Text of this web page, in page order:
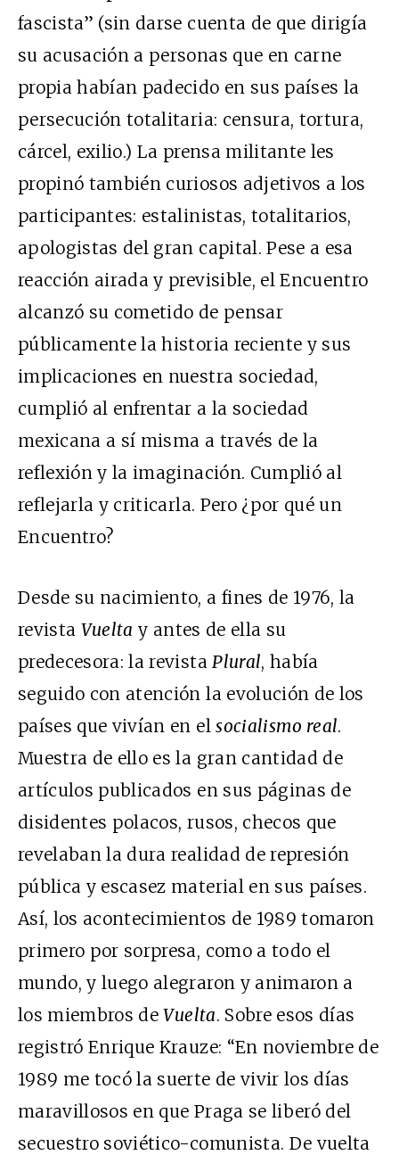
fascista” (sin darse cuenta de que dirigía
su acusación a personas que en carne
propia habían padecido en sus países la
persecución totalitaria: censura, tortura,
cárcel, exilio.) La prensa militante les
propinó también curiosos adjetivos a los
participantes: estalinistas, totalitarios,
apologistas del gran capital. Pese a esa
reacción airada y previsible, el Encuentro
alcanzó su cometido de pensar
públicamente la historia reciente y sus
implicaciones en nuestra sociedad,
cumplió al enfrentar a la sociedad
mexicana a sí misma a través de la
reflexión y la imaginación. Cumplió al
reflejarla y criticarla. Pero ¿por qué un
Encuentro?
Desde su nacimiento, a fines de 1976, la
revista Vuelta y antes de ella su
predecesora: la revistaPlural, había
seguido con atención la evolución de los
países que vivían en elsocialismo real.
Muestra de ello es la gran cantidad de
artículos publicados en sus páginas de
disidentes polacos, rusos, checos que
revelaban la dura realidad de represión
pública y escasez material en sus países.
Así, los acontecimientos de 1989 tomaron
primero por sorpresa, como a todo el
mundo, y luego alegraron y animaron a
los miembros deVuelta. Sobre esos días
registró Enrique Krauze: “En noviembre de
1989 me tocó la suerte de vivir los días
maravillosos en que Praga se liberó del
secuestro soviético-comunista. De vuelta